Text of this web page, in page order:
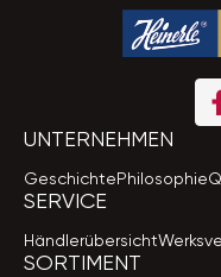
UNTERNEHMEN
GeschichtePhilosophie
SERVICE
Händlerübersicht
SORTIMENT